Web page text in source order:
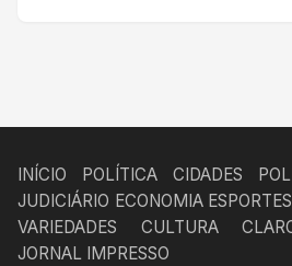
INÍCIO POLÍTICA CIDADES
JUDICIÁRIO ECONOMIA ESPORTES
VARIEDADES
CULTURA
JORNAL IMPRESSO